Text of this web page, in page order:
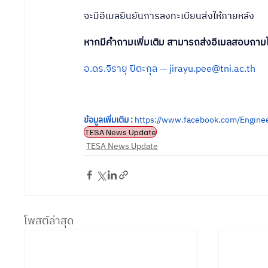
จะมีอีเมลยืนยันการลงทะเบียนส่งให้ภายหลัง
หากมีคำถามเพิ่มเติม สามารถส่งอีเมลสอบถาม
อ.ดร.จิรายุ ปีตะกุล — jirayu.pee@tni.ac.th
ข้อมูลเพิ่มเติม :https://www.facebook.com/
TESA News Update
TESA News Update
โพสต์ล่าสุด